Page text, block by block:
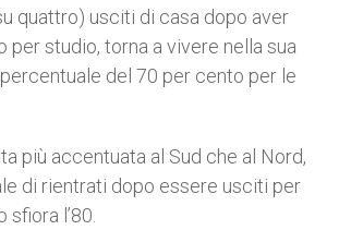
quattro) usciti di casa dopo aver
per studio, torna a vivere nella sua
del 70 per cento per le
più accentuata al Sud che al Nord,
di rientrati dopo essere usciti per
l’80.